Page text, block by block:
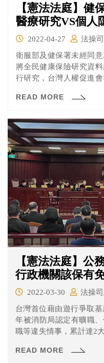
【憲法法庭】
醫療研究VS個人
2022-04-27
法操
衛服部及健保署未經同
將全民健康保險研究資
行研究，台灣人權促進
法庭除了聲請人與相關
來看看大家都說了什麼吧
READ MORE
【憲法法庭】
行政機關該保有
2022-03-30
法操
台灣首位藉由遊行爭取
年被消防局認定有曠職
職等違失情事，累計達2
READ MORE